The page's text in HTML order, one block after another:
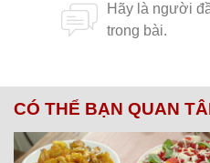
CÓ THỂ BẠN QUAN